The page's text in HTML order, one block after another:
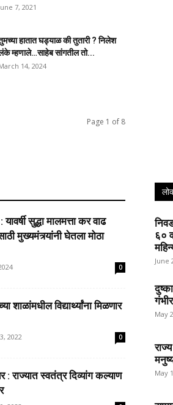
7, 2021
हातात घड्याळ की तुतारी ? निलेश
म्हणाले…साहेब सांगतील तो...
14, 2024
Page 1 of 8
सुद्धा मालमत्ता कर वाढ
मुख्यमंत्र्यांनी घेतला मोठा
0
शाळांमधील विद्यार्थ्यांना मिळणार
2022 0
: राज्यात स्वतंत्र दिव्यांग कल्याण
६०
June
May
May